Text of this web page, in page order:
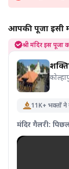
आपकी पूजा इसी
श्री मंदिर इस पूजा
11K+ भक्तों ने
मंदिर गैलरी: